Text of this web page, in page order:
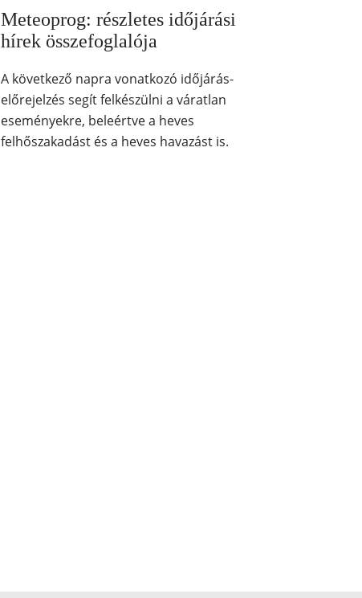
Meteoprog: részletes időjárási
hírek összefoglalója
A következő napra vonatkozó időjárás-
előrejelzés segít felkészülni a váratlan
eseményekre, beleértve a heves
felhőszakadást és a heves havazást is.